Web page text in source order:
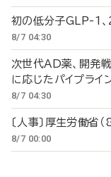
初の低分子GLP-1
8/7 04:30
次世代AD薬、開発
に応じたパイプライ
8/7 04:30
〔人事〕厚生労働
8/7 00:00